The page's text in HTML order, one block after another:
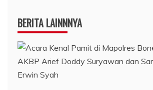
BERITA LAINNNYA